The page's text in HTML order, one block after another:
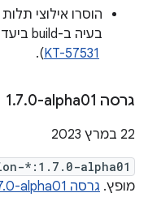
בעיה ב-build ביעדי Kotlin Native ‏ (
KT-57531
).
גרסה ‎1 .7.0-alpha01
‫22 במרץ 2023
*:1.7.0-alpha01
מופץ. גרסה ‎1.7.0-alpha01 מכילה את השמירות האלה.